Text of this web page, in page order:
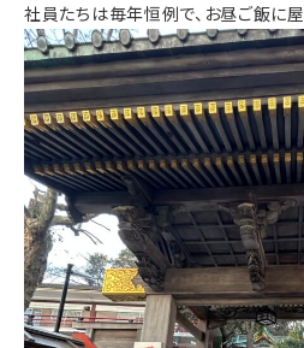
社員たちは毎年恒例で、お昼ご飯に